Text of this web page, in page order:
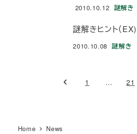
投稿日
2010.10.12 謎解き
謎解きヒント（EX)
投稿日
2010.10.08 謎解き
1 … 21
Home News